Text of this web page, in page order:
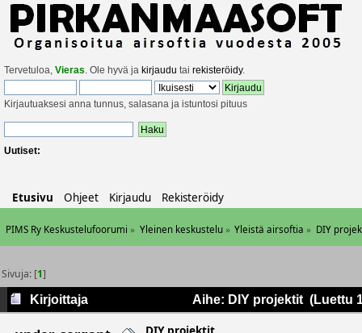
Tervetuloa, Vieras. Ole hyvä ja kirjaudu tai rekisteröidy.
Kirjautuaksesi anna tunnus, salasana ja istuntosi pituus
Uutiset:
Etusivu Ohjeet Kirjaudu Rekisteröidy
PIMS Ry Keskustelufoorumi » Yleinen keskustelu» Yleistä airsoftia » DIY
Sivuja: [1]
Kirjoittaja Aihe: DIY projektit (Luettu